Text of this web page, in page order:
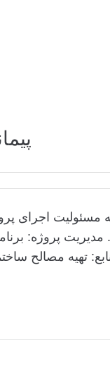
مسئولیت اجرای
پیمانکار ساختمانی شامل موارد